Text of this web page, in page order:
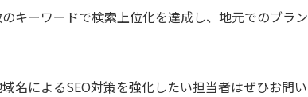
キーワードで検索上位化を達成し、地元でのブラン
名によるSEO対策を強化したい担当者はぜひお問い